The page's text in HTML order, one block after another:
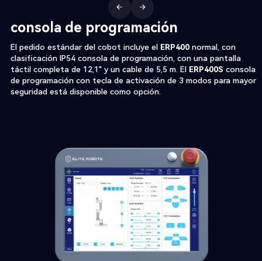
consola de programación
El pedido estándar del cobot incluye el ERP400normal, con
clasificación IP54 consola de programación, con una pantalla
táctil completa de 12,1" y un cable de 5,5 m. El ERP400S consola
de programación con tecla de activación de 3 modos para mayor
seguridad está disponible como opción.